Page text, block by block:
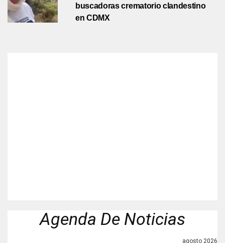
buscadoras crematorio clandestino
en CDMX
Agenda De Noticias
agosto 2026